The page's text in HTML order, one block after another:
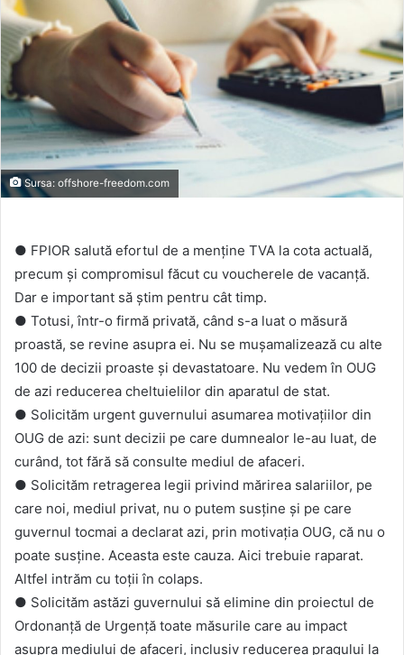
Sursa: offshore-freedom.com
● FPIOR salută efortul de a menține TVA la cota actuală,
precum și compromisul făcut cu voucherele de vacanță.
Dar e important să știm pentru cât timp.
● Totusi, într-o firmă privată, când s-a luat o măsură
proastă, se revine asupra ei. Nu se mușamalizează cu alte
100 de decizii proaste și devastatoare. Nu vedem în OUG
de azi reducerea cheltuielilor din aparatul de stat.
● Solicităm urgent guvernului asumarea motivațiilor din
OUG de azi: sunt decizii pe care dumnealor le-au luat, de
curând, tot fără să consulte mediul de afaceri.
● Solicităm retragerea legii privind mărirea salariilor, pe
care noi, mediul privat, nu o putem susține și pe care
guvernul tocmai a declarat azi, prin motivația OUG, că nu o
poate susține. Aceasta este cauza. Aici trebuie raparat.
Altfel intrăm cu toții în colaps.
● Solicităm astăzi guvernului să elimine din proiectul de
Ordonanță de Urgență toate măsurile care au impact
asupra mediului de afaceri, inclusiv reducerea pragului la